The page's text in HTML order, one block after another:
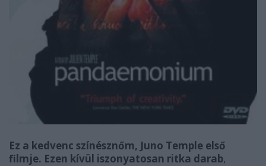
Ez a kedvenc színésznőm, Juno Temple első
filmje. Ezen kívül iszonyatosan ritka darab,